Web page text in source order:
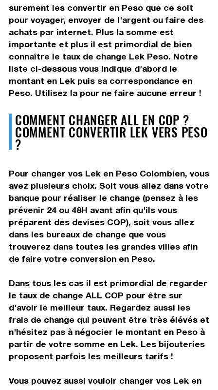
surement les convertir en Peso que ce soit
pour voyager, envoyer de l'argent ou faire des
achats par internet. Plus la somme est
importante et plus il est primordial de bien
connaître le taux de change Lek Peso. Notre
liste ci-dessous vous indique d'abord le
montant en Lek puis sa correspondance en
Peso. Utilisez la pour ne faire aucune erreur !
COMMENT CHANGER ALL EN COP ?
COMMENT CONVERTIR LEK VERS PESO
?
Pour changer vos Lek en Peso Colombien, vous
avez plusieurs choix. Soit vous allez dans votre
banque pour réaliser le change (pensez à les
prévenir 24 ou 48H avant afin qu'ils vous
préparent des devises COP), soit vous allez
dans les bureaux de change que vous
trouverez dans toutes les grandes villes afin
de faire votre conversion en Peso.
Dans tous les cas il est primordial de regarder
le taux de change ALL COP pour être sur
d'avoir le meilleur taux. Regardez aussi les
frais de change qui peuvent être très élévés et
n'hésitez pas à négocier le montant en Peso à
partir de votre somme en Lek. Les bijouteries
proposent parfois les meilleurs tarifs !
Vous pouvez aussi vouloir changer vos Lek en